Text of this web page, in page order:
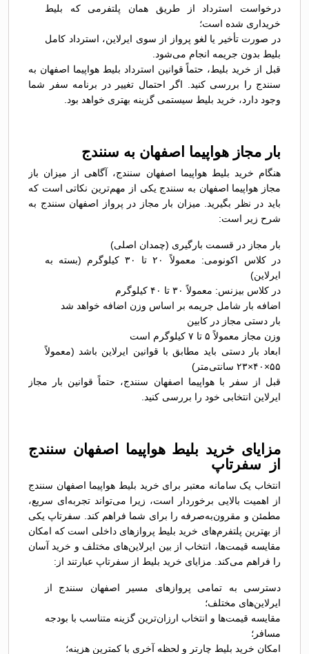
درخواست استرداد از طریق همان پلتفرمی که بلیط
خریداری شده است؛
در صورت تأخیر یا لغو پرواز از سوی ایرلاین، استرداد کامل
بلیط بدون جریمه انجام می‌شود.
قبل از خرید بلیط، حتماً قوانین استرداد بلیط هواپیما اصفهان به
سنندج را بررسی کنید. اگر احتمال تغییر در برنامه سفر شما
وجود دارد، خرید بلیط سیستمی گزینه بهتری خواهد بود.
بار مجاز هواپیما اصفهان به سنندج
هنگام خرید بلیط هواپیما اصفهان سنندج، آگاهی از میزان باز
مجاز هواپیما اصفهان به سنندج یکی از مهم‌ترین نکاتی است که
باید در نظر بگیرید. میزان بار مجاز در پرواز اصفهان سنندج به
شرح زیر است:
بار مجاز در قسمت بارگیری (چمدان اصلی)
در کلاس اکونومی: معمولاً ۲۰ تا ۳۰ کیلوگرم (بسته به
ایرلاین)
در کلاس بیزنس: معمولاً ۳۰ تا ۴۰ کیلوگرم
اضافه بار شامل جریمه بر اساس وزن اضافه خواهد شد
بار دستی مجاز در کابین
وزن مجاز معمولاً ۵ تا ۷ کیلوگرم است
ابعاد بار دستی باید مطابق با قوانین ایرلاین باشد (معمولاً
۵۵×۴۰×۲۳ سانتی‌متر)
قبل از سفر با هواپیما اصفهان سنندج، حتماً قوانین بار مجاز
ایرلاین انتخابی خود را بررسی کنید.
مزایای خرید بلیط هواپیما اصفهان سنندج
از سفرتاپ
انتخاب یک سامانه معتبر برای خرید بلیط هواپیما اصفهان سنندج
از اهمیت بالایی برخوردار است، زیرا می‌تواند تجربه‌ای سریع،
مطمئن و مقرون‌به‌صرفه را برای شما فراهم کند. سفرتاپ یکی
از بهترین پلتفرم‌های خرید بلیط پروازهای داخلی است که امکان
مقایسه قیمت‌ها، انتخاب از بین ایرلاین‌های مختلف و خرید آسان
را فراهم می‌کند. مزایای خرید بلیط از سفرتاپ عبارتند از:
دسترسی به تمامی پروازهای مسیر اصفهان سنندج از
ایرلاین‌های مختلف؛
مقایسه قیمت‌ها و انتخاب ارزان‌ترین گزینه متناسب با بودجه
مسافر؛
امکان خرید بلیط چارتر و لحظه آخری با کمترین هزینه؛